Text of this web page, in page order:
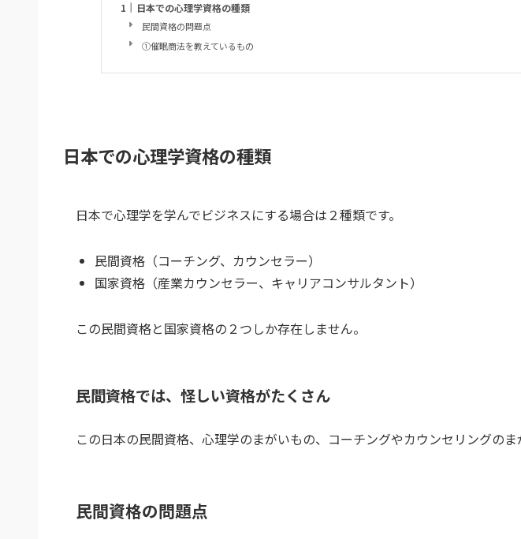
日本での心理学資格の種類
民間資格の問題点
①催眠商法を教えているもの
日本での心理学資格の種類
日本で心理学を学んでビジネスにする場合は２種類です。
民間資格（コーチング、カウンセラー）
国家資格（産業カウンセラー、キャリアコンサルタント）
この民間資格と国家資格の２つしか存在しません。
民間資格では、怪しい資格がたくさん
この日本の民間資格、心理学のまがいもの、コーチングやカウンセリングのま
民間資格の問題点